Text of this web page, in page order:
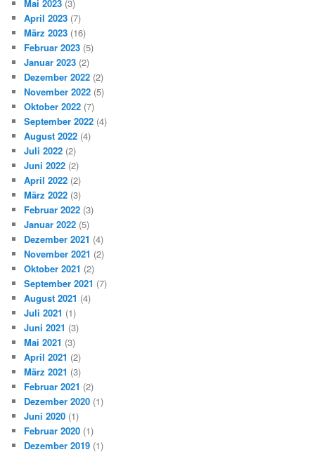
Mai 2023 (3)
April 2023 (7)
März 2023 (16)
Februar 2023 (5)
Januar 2023 (2)
Dezember 2022 (2)
November 2022 (5)
Oktober 2022 (7)
September 2022 (4)
August 2022 (4)
Juli 2022 (2)
Juni 2022 (2)
April 2022 (2)
März 2022 (3)
Februar 2022 (3)
Januar 2022 (5)
Dezember 2021 (4)
November 2021 (2)
Oktober 2021 (2)
September 2021 (7)
August 2021 (4)
Juli 2021 (1)
Juni 2021 (3)
Mai 2021 (3)
April 2021 (2)
März 2021 (3)
Februar 2021 (2)
Dezember 2020 (1)
Juni 2020 (1)
Februar 2020 (1)
Dezember 2019 (1)